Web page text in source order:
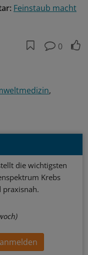
Feinstaub macht
0
die wichtigsten
Krebs
praxisnah.